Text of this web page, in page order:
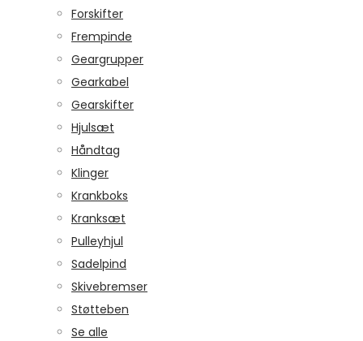
Forskifter
Frempinde
Geargrupper
Gearkabel
Gearskifter
Hjulsæt
Håndtag
Klinger
Krankboks
Kranksæt
Pulleyhjul
Sadelpind
Skivebremser
Støtteben
Se alle